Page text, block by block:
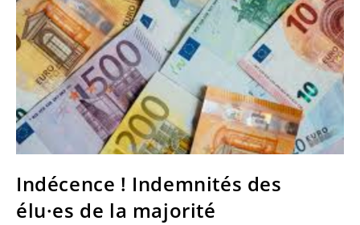
Indécence ! Indemnités des
élu·es de la majorité